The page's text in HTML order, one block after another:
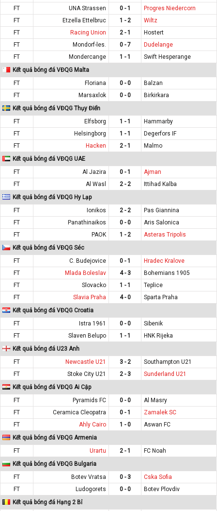
FT
UNA Strassen 0 - 1
Progres Niedercorn
FT
Etzella Ettelbruc 1 - 2
Wiltz
FT
Racing Union 2 - 1
Hostert
FT
Mondorf-les. 0 - 7
Dudelange
FT
Mondercange 1 - 1
Swift Hesperange
Kết quả bóng đá VĐQG Malta
FT
Floriana 0 - 0
Balzan
FT
Marsaxlok 0 - 0
Birkirkara
Kết quả bóng đá VĐQG Thụy Điển
FT
Elfsborg 1 - 1
Hammarby
FT
Helsingborg 1 - 1
Degerfors IF
FT
Hacken 2 - 1
Malmo
Kết quả bóng đá VĐQG UAE
FT
Al Jazira 0 - 1
Ajman
FT
Al Wasl 2 - 2
Ittihad Kalba
Kết quả bóng đá VĐQG Hy Lạp
FT
Ionikos 2 - 2
Pas Giannina
FT
Panathinaikos 0 - 0
Aris Salonica
FT
PAOK 1 - 2
Asteras Tripolis
Kết quả bóng đá VĐQG Séc
FT
C. Budejovice 0 - 1
Hradec Kralove
FT
Mlada Boleslav 4 - 3
Bohemians 1905
FT
Slovacko 1 - 1
Teplice
FT
Slavia Praha 4 - 0
Sparta Praha
Kết quả bóng đá VĐQG Croatia
FT
Istra 1961 0 - 0
Sibenik
FT
Slaven Belupo 1 - 1
HNK Rijeka
Kết quả bóng đá U23 Anh
FT
Newcastle U21 3 - 2
Southampton U21
FT
Stoke City U21 2 - 3
Sunderland U21
Kết quả bóng đá VĐQG Ai Cập
FT
Pyramids FC 0 - 0
Al Masry
FT
Ceramica Cleopatra 0 - 1
Zamalek SC
FT
Ahly Cairo 1 - 0
Aswan FC
Kết quả bóng đá VĐQG Armenia
FT
Urartu 2 - 1
FC Noah
Kết quả bóng đá VĐQG Bulgaria
FT
Botev Vratsa 0 - 3
Cska Sofia
FT
Ludogorets 0 - 0
Botev Plovdiv
Kết quả bóng đá Hạng 2 Bỉ